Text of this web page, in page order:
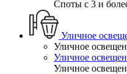
Споты с 3 и
Уличное
Уличное
Уличное
Уличное